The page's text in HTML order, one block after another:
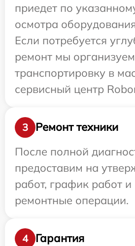
приедет по
осмотра
Если потребуется
ремонт мы организуем
транспортировку в
сервисный центр
3
Ремонт техники
После полной
предоставим на
работ, график работ
ремонтные операции.
4
Гарантия